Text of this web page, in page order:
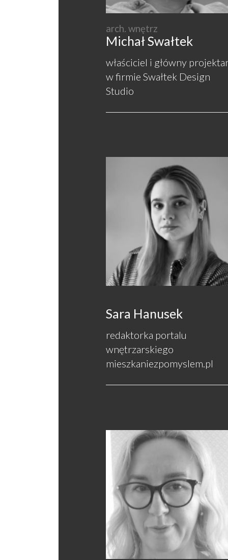
arch. wnętrz
Michał Swałtek
właściciel i główny
w firmie Swałtek Design
Studio
Sara Hanusek
redaktorka portalu
wnętrzarskiego
mieszkaniezpomyslem.pl